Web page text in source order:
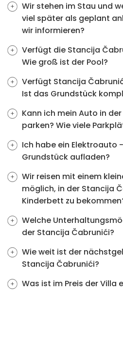
Wir stehen im Stau und
viel später als geplant
wir informieren?
Verfügt die Stancija
Wie groß ist der Pool?
Verfügt Stancija
Ist das Grundstück
Kann ich mein Auto in
parken? Wie viele
Ich habe ein Elektroauto
Grundstück aufladen?
Wir reisen mit einem
möglich, in der Stancija
Kinderbett zu
Welche
der Stancija Čabrunići?
Wie weit ist der
Stancija Čabrunići?
Was ist im Preis der Villa